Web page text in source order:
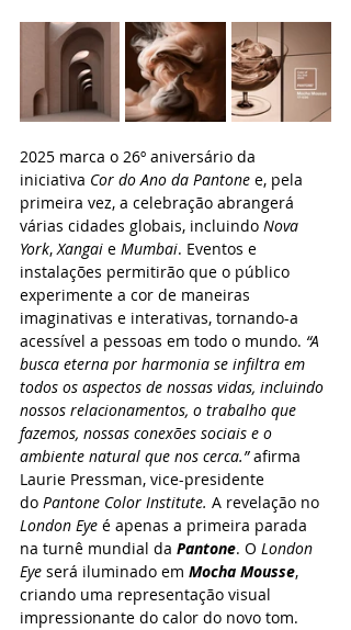
2025 marca o 26º aniversário da
iniciativa Cor do Ano da Pantone e, pela
primeira vez, a celebração abrangerá
várias cidades globais, incluindo Nova
York, Xangai e Mumbai. Eventos e
instalações permitirão que o público
experimente a cor de maneiras
imaginativas e interativas, tornando-a
acessível a pessoas em todo o mundo. “A
busca eterna por harmonia se infiltra em
todos os aspectos de nossas vidas, incluindo
nossos relacionamentos, o trabalho que
fazemos, nossas conexões sociais e o
ambiente natural que nos cerca.” afirma
Laurie Pressman, vice-presidente
do Pantone Color Institute. A revelação no
London Eye é apenas a primeira parada
na turnê mundial da Pantone. O London
Eye será iluminado em Mocha Mousse,
criando uma representação visual
impressionante do calor do novo tom.